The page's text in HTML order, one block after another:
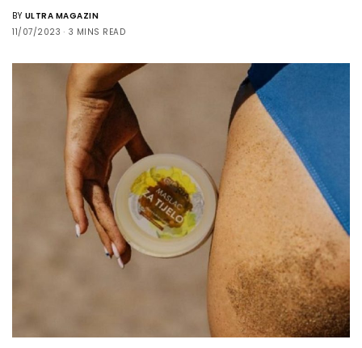
BY ULTRA MAGAZIN
11/07/2023
3 MINS READ